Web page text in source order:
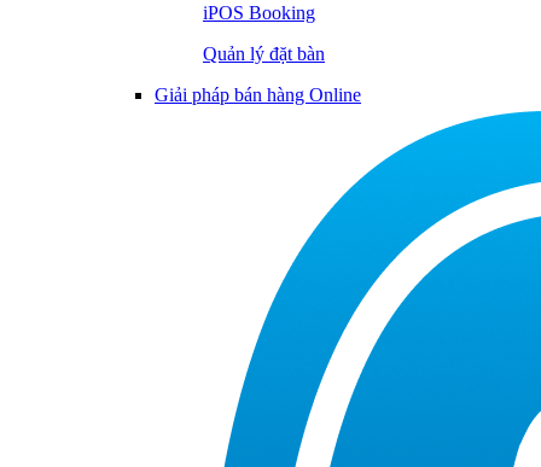
iPOS Booking
Quản lý đặt bàn
Giải pháp bán hàng Online